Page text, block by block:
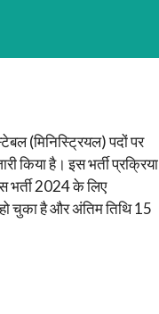
(मिनिस्ट्रियल) पदों पर
किया है। इस भर्ती प्रक्रिया
भर्ती 2024 के लिए
है और अंतिम तिथि 15